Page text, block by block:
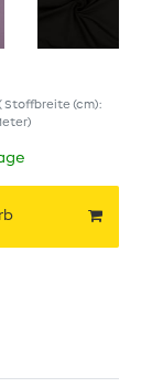
Stoffbreite (cm):
)